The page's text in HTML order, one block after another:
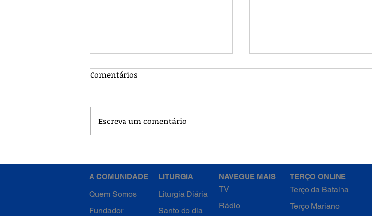
Quinta-feira
Quarta-feira
Comentários
Escreva um comentário
A COMUNIDADE
Quem Somos
Fundador
LITURGIA
Liturgia Diária
Santo do dia
NAVEGUE MAIS
TV
Rádio
TERÇO ONLINE
Terço da Batalha
Terço Mariano